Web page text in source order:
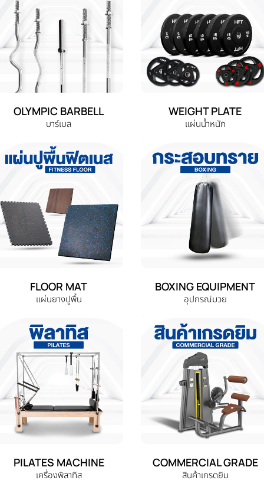
OLYMPIC BARBELL
บาร์เบล
WEIGHT PLATE
แผ่นน้ำหนัก
FLOOR MAT
แผ่นยางปูพื้น
BOXING EQUIPMENT
อุปกรณ์มวย
PILATES MACHINE
เครื่องพิลาทิส
COMMERCIAL GRADE
สินค้าเกรดยิม